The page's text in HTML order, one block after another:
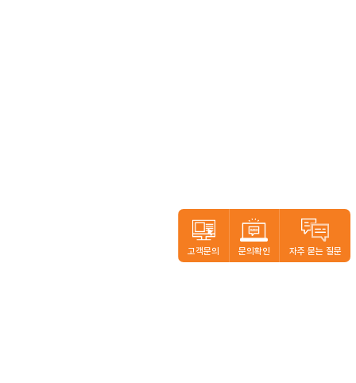
고객문의 문의확인 자주 묻는 질문